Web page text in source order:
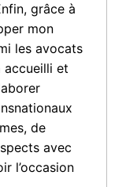
grâce à
mon
les avocats
accueilli et
de
avec
l’occasion